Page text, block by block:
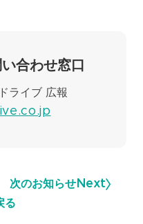
合わせ窓口
ライブ 広報
次のお知らせ Next
る